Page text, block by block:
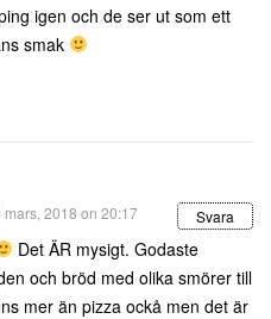
igen och de ser ut som ett
smak
mars, 2018 on 20:17 Svara
Det ÄR mysigt. Godaste
och bröd med olika smörer till
mer än pizza ockå men det är